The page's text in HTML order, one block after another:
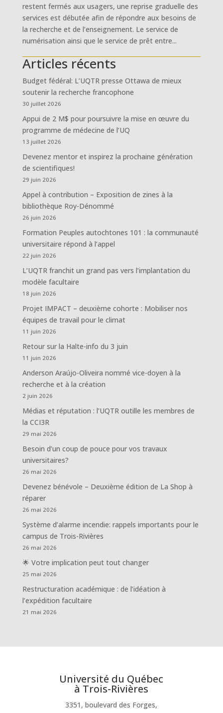
restent fermés aux usagers, une reprise graduelle des
services est débutée afin de répondre aux besoins de
la recherche et de l’enseignement. Le service de
numérisation ainsi que le service de prêt entre...
Articles récents
Budget fédéral: L’UQTR presse Ottawa de mieux
soutenir la recherche francophone
30 juillet 2026
Appui de 2 M$ pour poursuivre la mise en œuvre du
programme de médecine de l’UQ
13 juillet 2026
Devenez mentor et inspirez la prochaine génération
de scientifiques!
29 juin 2026
Appel à contribution – Exposition de zines à la
bibliothèque Roy-Dénommé
26 juin 2026
Formation Peuples autochtones 101 : la communauté
universitaire répond à l’appel
22 juin 2026
L’UQTR franchit un grand pas vers l’implantation du
modèle facultaire
18 juin 2026
Projet IMPACT – deuxième cohorte : Mobiliser nos
équipes de travail pour le climat
11 juin 2026
Retour sur la Halte-info du 3 juin
11 juin 2026
Anderson Araújo-Oliveira nommé vice-doyen à la
recherche et à la création
2 juin 2026
Médias et réputation : l’UQTR outille les membres de
la CCI3R
29 mai 2026
Besoin d’un coup de pouce pour vos travaux
universitaires?
26 mai 2026
Devenez bénévole – Deuxième édition de La Shop à
réparer
26 mai 2026
Système d’alarme incendie: rappels importants pour le
campus de Trois-Rivières
26 mai 2026
🌟 Votre implication peut tout changer
25 mai 2026
Restructuration académique : de l’idéation à
l’expédition facultaire
21 mai 2026
Université du Québec
à Trois-Rivières
3351, boulevard des Forges,